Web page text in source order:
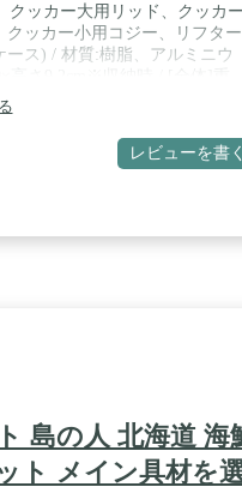
クッカー大用リッド、クッカー
ッカー小用コジー、リフター
ス) / 材質:樹脂、アルミニウ
高さ7.8cm,満水容量＝約
水容量＝約1,200ml
レビューを書く
島の人 北海道 海
ト メイン具材を